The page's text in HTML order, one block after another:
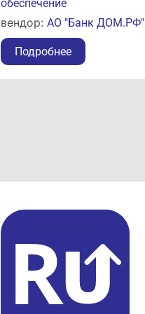
обеспечение
вендор: АО "Банк ДОМ.РФ"
Подробнее